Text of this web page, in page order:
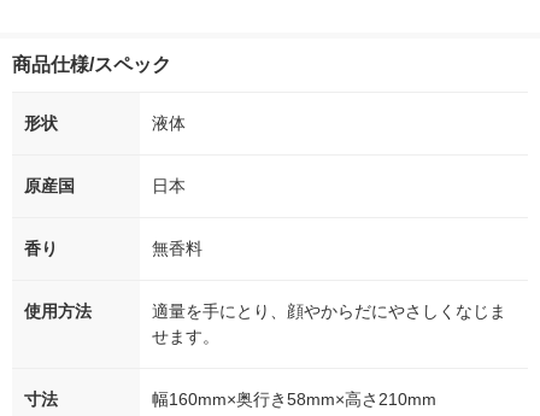
商品仕様/スペック
形状 液体
原産国 日本
香り 無香料
使用方法
適量を手にとり、顔やからだにやさしくなじま
せます。
寸法 幅160mm×奥行き58mm×高さ210mm